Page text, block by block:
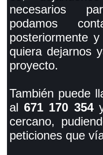
necesarios
podamos
posteriormente
quiera dejarnos
proyecto.
También puede
al671 170 354y
cercano,
peticiones que